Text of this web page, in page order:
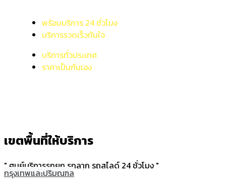
พร้อมบริการ 24 ชั่วโมง
บริการรวดเร็วทันใจ
บริการทั่วประเทศ
ราคาเป็นกันเอง
เขตพื้นที่ให้บริการ
" ศูนย์บริการรถยก รถลาก รถสไลด์ 24 ชั่วโมง "
กรุงเทพและปริมณฑล